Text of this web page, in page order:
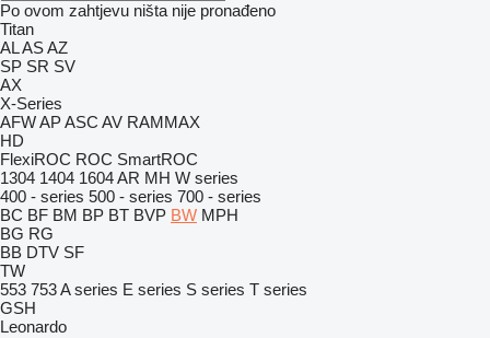
Po ovom zahtjevu ništa nije pronađeno
Titan
ALASAZ
SP SR SV
AX
X-Series
AFWAPASC AV RAMMAX
HD
FlexiROC ROC SmartROC
1304 1404 1604AR MH W series
400 - series 500 - series 700 - series
BC BF BM BP BT BVP BW MPH
BG RG
BB DTV SF
TW
553 753A series E series S series T series
GSH
Leonardo